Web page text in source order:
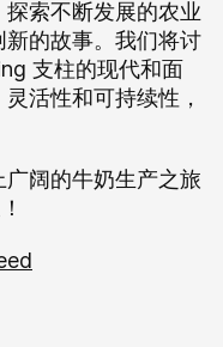
索不断发展的农业
的故事。我们将讨
支柱的现代和面
活性和可持续性，
阔的牛奶生产之旅